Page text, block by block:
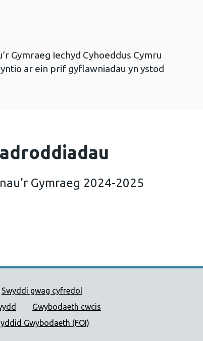
Gymraeg Iechyd Cyhoeddus Cymru
ar ein prif gyflawniadau yn ystod
Gymraeg 2024-2025
Safonau'r Gymraeg 2024-2025 (3 MB)
Cymru
Swyddi gwag cyfredol
Gwybodaeth cwcis
Gwybodaeth (FOI)